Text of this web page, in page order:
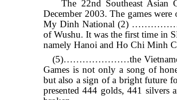
The 22nd Southeast
December 2003. The games
My Dinh National (2)
of Wushu. It was the first time
namely Hanoi and Ho Chi Minh
(5)…………………the Vietnamese
Games is not only a song of
but also a sign of a bright
presented 444 golds, 441